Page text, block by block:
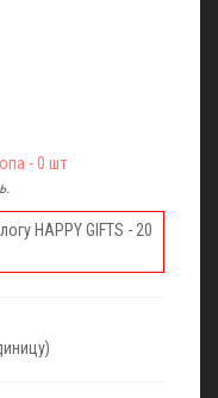
- 0 шт
HAPPY GIFTS - 20